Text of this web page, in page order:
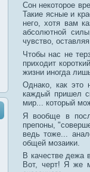
Сон некоторое
Такие ясные и
него, хотя вам
абсолютной
чувство,
Чтобы нас не
приходит
жизни иногда
Однако, как это
каждый пришел
мир... который
Я вообще в
препоны,
ведь тоже...
общей мозаики.
В качестве дежа
Вот, черт! Я же